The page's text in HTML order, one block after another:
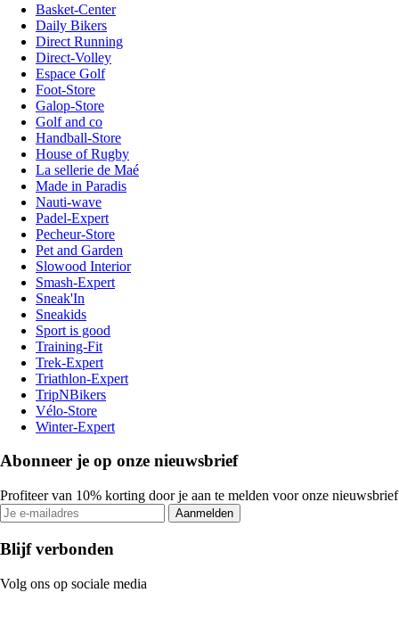
Basket-Center
Daily Bikers
Direct Running
Direct-Volley
Espace Golf
Foot-Store
Galop-Store
Golf and co
Handball-Store
House of Rugby
La sellerie de Maé
Made in Paradis
Nauti-wave
Padel-Expert
Pecheur-Store
Pet and Garden
Slowood Interior
Smash-Expert
Sneak'In
Sneakids
Sport is good
Training-Fit
Trek-Expert
Triathlon-Expert
TripNBikers
Vélo-Store
Winter-Expert
Abonneer je op onze nieuwsbrief
Profiteer van 10% korting door je aan te melden voor onze nieuwsbrief
Aanmelden
Blijf verbonden
Volg ons op sociale media